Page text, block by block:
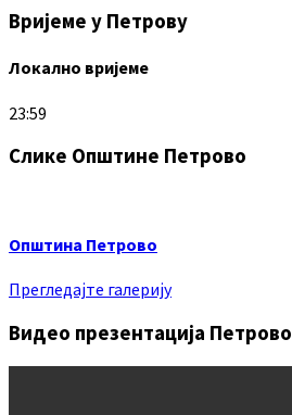
Вријеме у Петрову
Локално вријеме
23:59
Слике Општине Петрово
Општина Петрово
Прегледајте галерију
Видео презентација Петрово